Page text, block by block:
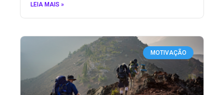
LEIA MAIS »
MOTIVAÇÃO